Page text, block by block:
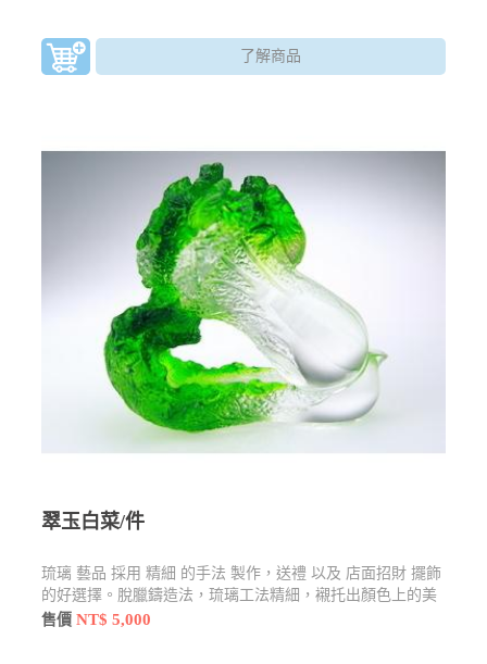
了解商品
翠玉白菜/件
琉璃 藝品 採用 精細 的手法 製作，送禮 以及 店面招財 擺飾
的好選擇。脫臘鑄造法，琉璃工法精細，襯托出顏色上的美
感
售價NT$ 5,000